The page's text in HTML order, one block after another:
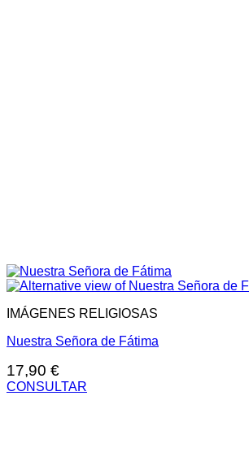
IMÁGENES RELIGIOSAS
Nuestra Señora de Fátima
17,90 €
CONSULTAR